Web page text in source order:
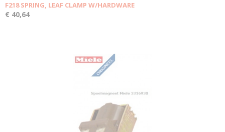
F218 SPRING, LEAF CLAMP W/HARDWARE
€ 40,64